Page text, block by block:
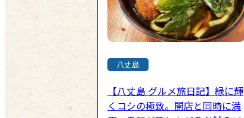
八丈島
【八丈島 グルメ旅日記】緑に輝
くコシの極致。開店と同時に満